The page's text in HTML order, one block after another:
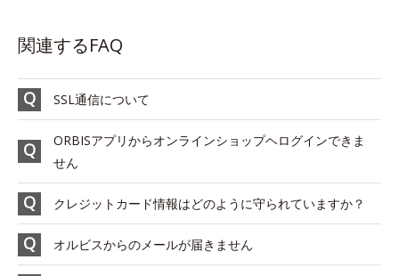
関連するFAQ
SSL通信について
ORBISアプリからオンラインショップヘログインできま
せん
クレジットカード情報はどのように守られていますか？
オルビスからのメールが届きません